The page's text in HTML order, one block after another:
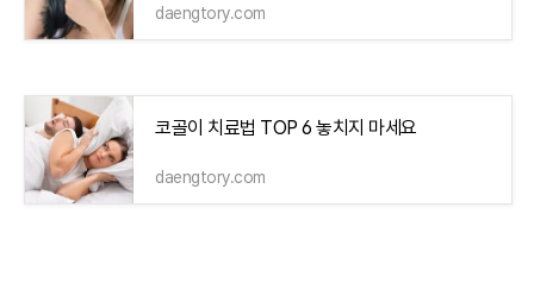
daengtory.com
코골이 치료법 TOP 6 놓치지 마세요
daengtory.com